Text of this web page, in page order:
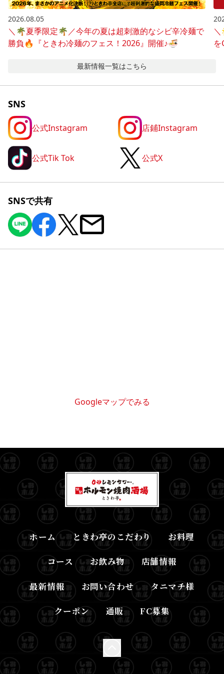
2026.08.05
＼🌴夏季限定🌴／今年の夏は超刺激的なシビ辛冷麺で
勝負🔥『ときわ冷麺のフェス！2026』開催♪🍜
最新情報一覧はこちら
SNS
公式Instagram 店鋪Instagram
公式Tik Tok 公式X
SNSで共有
Googleマップでみる
ホーム ときわ亭のこだわり お料理
コース お飲み物 店舗情報
最新情報 お問い合わせ タニマチ様
クーポン 通販 FC募集